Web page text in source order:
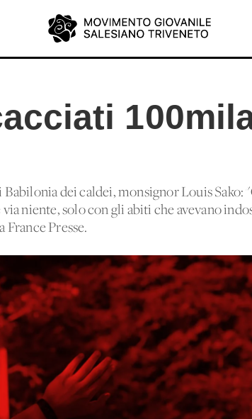
dei caldei, monsignor Louis Sako:
niente, solo con gli abiti che avevano
France Presse.